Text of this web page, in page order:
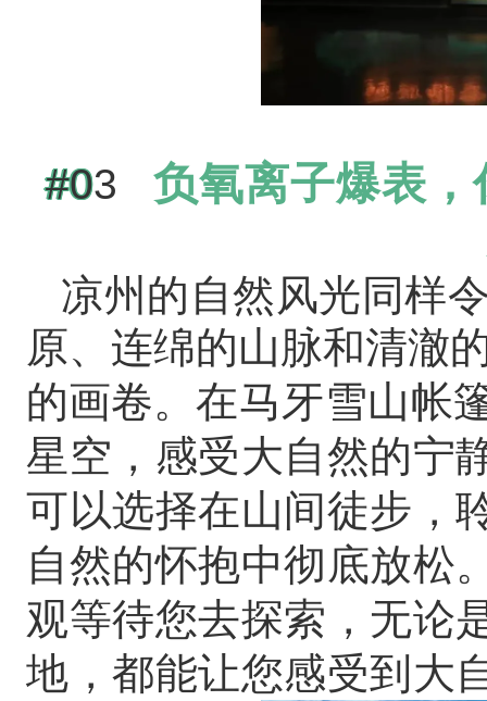
#03 负氧离子爆表
凉州的自然风光同样
原、连绵的山脉和清澈
的画卷。 在马牙雪山帐
星空，感受大自然的宁
可以选择在山间徒步，
自然的怀抱中彻底放松
观等待您去探索，无论
地，都能让您感受到大